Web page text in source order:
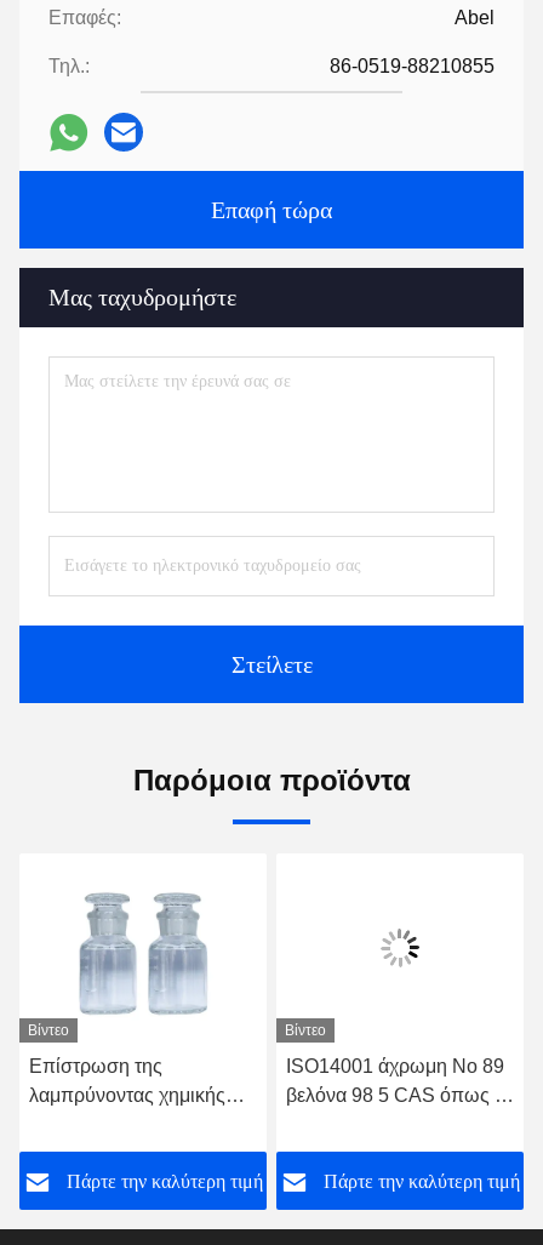
Επαφές: Abel
Τηλ.: 86-0519-88210855
Επαφή τώρα
Μας ταχυδρομήστε
Στείλετε
Παρόμοια προϊόντα
Βίντεο
Επίστρωση της
λαμπρύνοντας χημικής
βενζαλδεΰδης ISO45001
Πάρτε την καλύτερη τιμή
Βίντεο
ISO14001 άχρωμη Νο 89
βελόνα 98 5 CAS όπως τα
Πάρτε την καλύτερη τιμή